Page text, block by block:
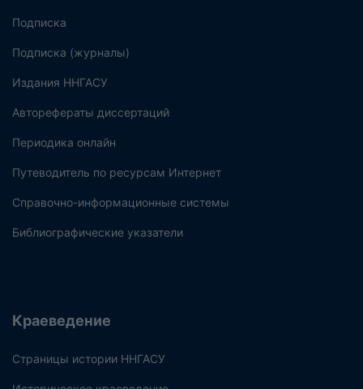
Подписка
Подписка (журналы)
Издания ННГАСУ
Авторефераты диссертаций
Периодика онлайн
Путеводитель по ресурсам Интернет
Справочно-информационные системы
Библиографические указатели
Краеведение
Страницы истории ННГАСУ